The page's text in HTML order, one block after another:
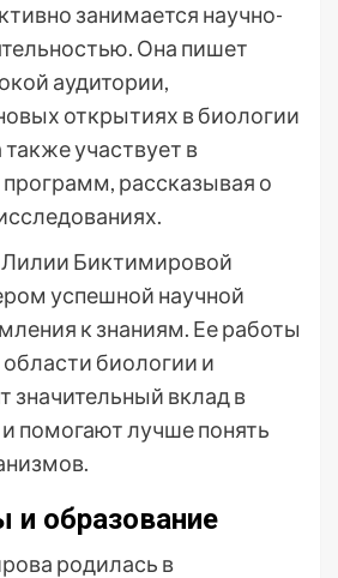
занимается научно-
Она пишет
аудитории,
открытиях в биологии
участвует в
рассказывая о
Биктимировой
успешной научной
к знаниям. Ее работы
биологии и
значительный вклад в
помогают лучше понять
и образование
родилась в